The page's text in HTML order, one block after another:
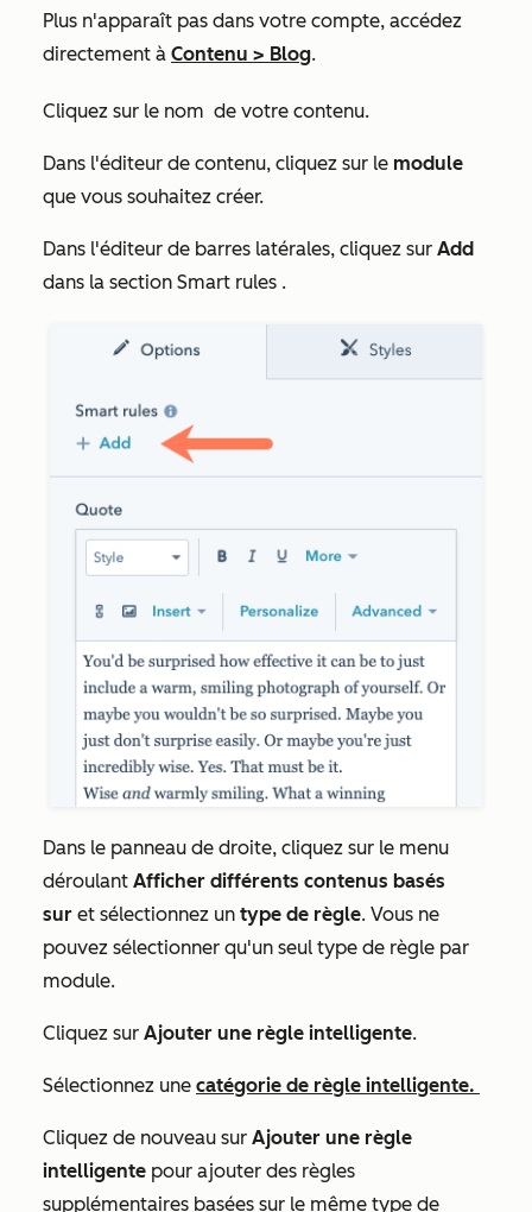
Plus n'apparaît pas dans votre compte, accédez
directement à Contenu > Blog.
Cliquez sur le nom de votre contenu.
Dans l'éditeur de contenu, cliquez sur le module
que vous souhaitez créer.
Dans l'éditeur de barres latérales, cliquez sur Add
dans la section Smart rules .
Dans le panneau de droite, cliquez sur le menu
déroulant Afficher différents contenus basés
sur et sélectionnez un type de règle. Vous ne
pouvez sélectionner qu'un seul type de règle par
module.
Cliquez sur Ajouter une règle intelligente.
Sélectionnez une catégorie de règle intelligente.
Cliquez de nouveau sur Ajouter une règle
intelligente pour ajouter des règles
supplémentaires basées sur le même type de